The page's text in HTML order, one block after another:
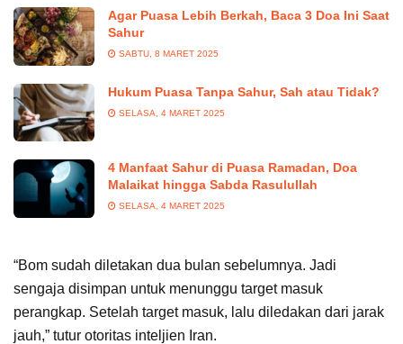
Agar Puasa Lebih Berkah, Baca 3 Doa Ini Saat
Sahur
SABTU, 8 MARET 2025
Hukum Puasa Tanpa Sahur, Sah atau Tidak?
SELASA, 4 MARET 2025
4 Manfaat Sahur di Puasa Ramadan, Doa
Malaikat hingga Sabda Rasulullah
SELASA, 4 MARET 2025
“Bom sudah diletakan dua bulan sebelumnya. Jadi
sengaja disimpan untuk menunggu target masuk
perangkap. Setelah target masuk, lalu diledakan dari jarak
jauh,” tutur otoritas inteljien Iran.